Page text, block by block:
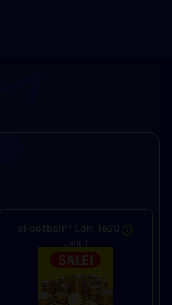
eFootball™ Coin 1630
Limit: 1